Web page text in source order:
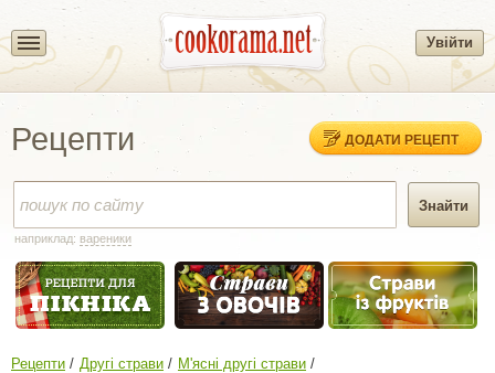
Увійти
Рецепти ДОДАТИ РЕЦЕПТ
наприклад: вареники
Рецепти Другі страви
М'ясні другі страви